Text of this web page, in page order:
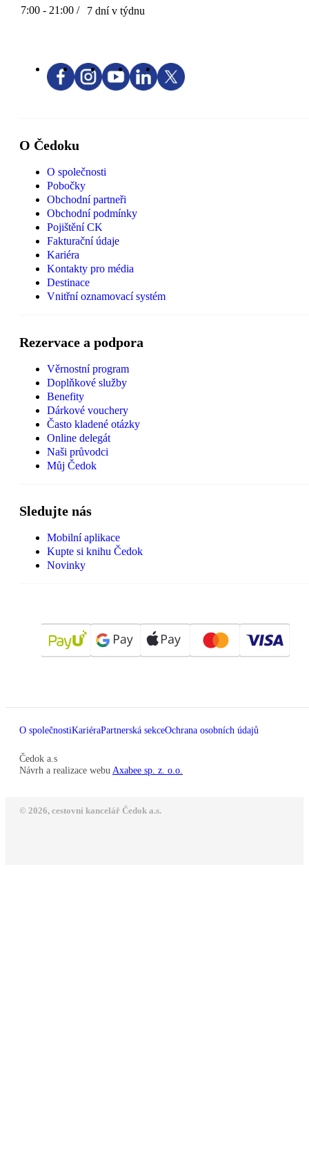
7:00 - 21:00 / 7 dní v týdnu
O Čedoku
O společnosti
Pobočky
Obchodní partneři
Obchodní podmínky
Pojištění CK
Fakturační údaje
Kariéra
Kontakty pro média
Destinace
Vnitřní oznamovací systém
Rezervace a podpora
Věrnostní program
Doplňkové služby
Benefity
Dárkové vouchery
Často kladené otázky
Online delegát
Naši průvodci
Můj Čedok
Sledujte nás
Mobilní aplikace
Kupte si knihu Čedok
Novinky
O společnostiKariéraPartnerská sekceOchrana osobních údajů
Čedok a.s
Návrh a realizace webu Axabee sp. z. o.o.
© 2026, cestovní kancelář Čedok a.s.